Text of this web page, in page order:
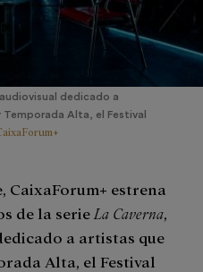
dedicado a
Alta, el Festival
CaixaForum+ estrena
de la serie La Caverna,
a artistas que
Alta, el Festival